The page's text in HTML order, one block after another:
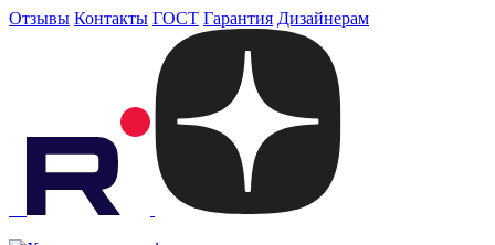
Отзывы Контакты ГОСТ Гарантия Дизайнерам